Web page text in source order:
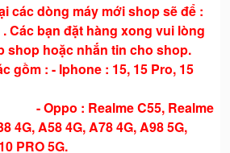
các dòng máy mới shop sẽ để :
Các bạn đặt hàng xong vui lòng
shop hoặc nhắn tin cho shop.
gồm : - Iphone : 15, 15 Pro, 15
C55, Realme
4G, A58 4G, A78 4G, A98 5G,
PRO 5G.